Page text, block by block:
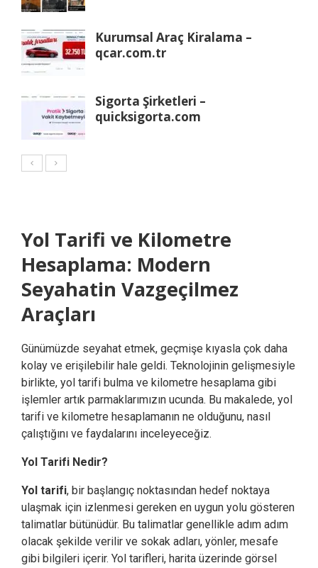
Kurumsal Araç Kiralama –
qcar.com.tr
Sigorta Şirketleri –
quicksigorta.com
Yol Tarifi ve Kilometre
Hesaplama: Modern
Seyahatin Vazgeçilmez
Araçları
Günümüzde seyahat etmek, geçmişe kıyasla çok daha
kolay ve erişilebilir hale geldi. Teknolojinin gelişmesiyle
birlikte, yol tarifi bulma ve kilometre hesaplama gibi
işlemler artık parmaklarımızın ucunda. Bu makalede, yol
tarifi ve kilometre hesaplamanın ne olduğunu, nasıl
çalıştığını ve faydalarını inceleyeceğiz.
Yol Tarifi Nedir?
Yol tarifi, bir başlangıç noktasından hedef noktaya
ulaşmak için izlenmesi gereken en uygun yolu gösteren
talimatlar bütünüdür. Bu talimatlar genellikle adım adım
olacak şekilde verilir ve sokak adları, yönler, mesafe
gibi bilgileri içerir. Yol tarifleri, harita üzerinde görsel